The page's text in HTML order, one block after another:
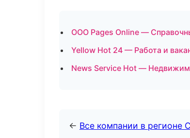
ООО Pages Online —
Yellow Hot 24 — Работа и
News Service Hot —
← Все компании в регионе